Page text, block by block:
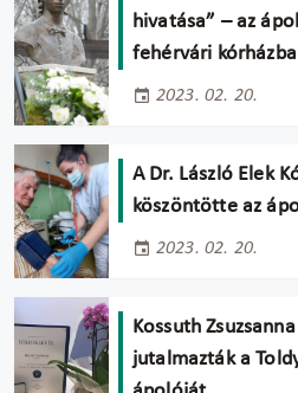
hivatása” – az
fehérvári
2023. 02. 20.
A Dr. László Elek
köszöntötte az
2023. 02. 20.
Kossuth
jutalmazták a